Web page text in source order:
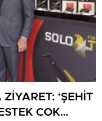
‘ŞEHİT
ÇOK